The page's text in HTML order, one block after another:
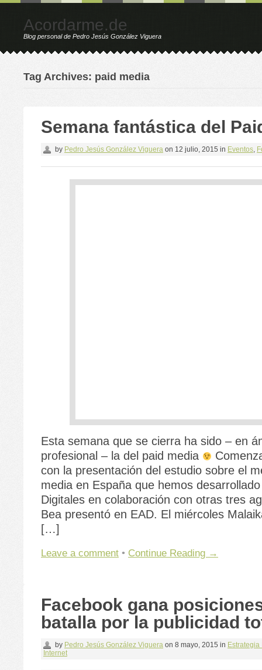
Acordarme.de
Blog personal de Pedro Jesús González Viguera
Tag Archives: paid media
Semana fantástica del
by Pedro Jesús González Viguera on 12 julio, 2015 in Eventos,
Esta semana que se cierra ha sido – en
profesional – la del paid media
con la presentación del estudio sobre el
media en España que hemos
Digitales en colaboración con otras tres
Bea presentó en EAD. El miércoles
[…]
Leave a comment • Continue Reading →
Facebook gana
batalla por la publicidad
by Pedro Jesús González Viguera on 8 mayo, 2015 in Estrategia
Internet